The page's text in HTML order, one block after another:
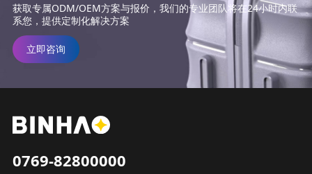
获取专属ODM/OEM方案与报价，我们的专业团队将在24小时内联
系您，提供定制化解决方案
立即咨询
0769-82800000